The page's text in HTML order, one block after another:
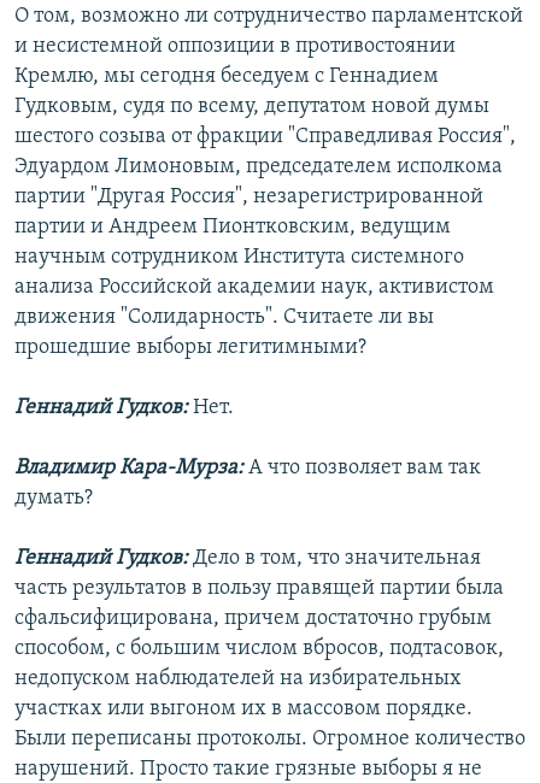
О том, возможно ли сотрудничество парламентской
и несистемной оппозиции в противостоянии
Кремлю, мы сегодня беседуем с Геннадием
Гудковым, судя по всему, депутатом новой думы
шестого созыва от фракции "Справедливая Россия",
Эдуардом Лимоновым, председателем исполкома
партии "Другая Россия", незарегистрированной
партии и Андреем Пионтковским, ведущим
научным сотрудником Института системного
анализа Российской академии наук, активистом
движения "Солидарность". Считаете ли вы
прошедшие выборы легитимными?
Геннадий Гудков:Нет.
Владимир Кара-Мурза:А что позволяет вам так
думать?
Геннадий Гудков:Дело в том, что значительная
часть результатов в пользу правящей партии была
сфальсифицирована, причем достаточно грубым
способом, с большим числом вбросов, подтасовок,
недопуском наблюдателей на избирательных
участках или выгоном их в массовом порядке.
Были переписаны протоколы. Огромное количество
нарушений. Просто такие грязные выборы я не